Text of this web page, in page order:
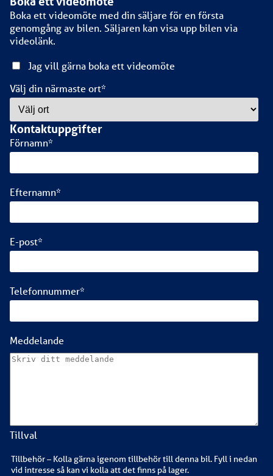
Boka ett videomöte med din säljare för en första
genomgång av bilen. Säljaren kan visa upp bilen via
videolänk.
Jag vill gärna boka ett videomöte
Välj din närmaste ort*
Kontaktuppgifter
Förnamn*
Efternamn*
E-post*
Telefonnummer*
Meddelande
Tillval
Tillbehör – Kolla gärna igenom tillbehör till denna bil. Fyll i nedan
vid intresse så kan vi kolla att det finns på lager.